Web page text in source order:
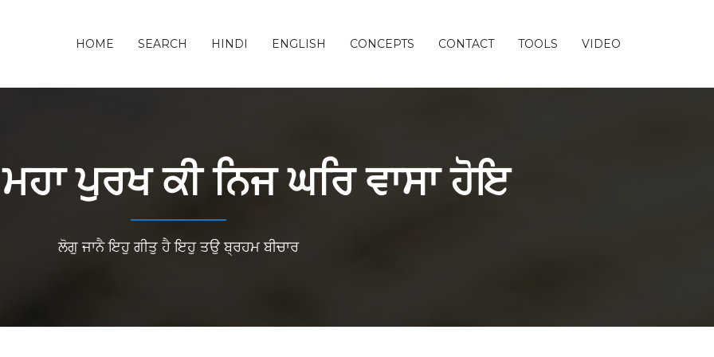
HOME SEARCH HINDI ENGLISH CONCEPTS CONTACT TOOLS VIDEO
ਪੁਰਖ ਕੀ ਨਿਜ ਘਰਿ ਵਾਸਾ ਹੋਇ
ਲੋਗੁ ਜਾਨੈ ਇਹੁ ਗੀਤੁ ਹੈ ਇਹੁ ਤਉ ਬ੍ਰਹਮ ਬੀਚਾਰ